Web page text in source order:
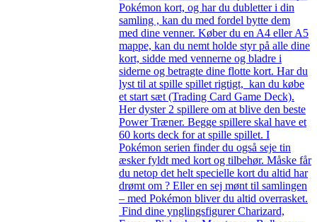
Pokémon kort, og har du dubletter i din
samling , kan du med fordel bytte dem
med dine venner. Køber du en A4 eller A5
mappe, kan du nemt holde styr på alle dine
kort, sidde med vennerne og bladre i
siderne og betragte dine flotte kort. Har du
lyst til at spille spillet rigtigt, kan du købe
et start sæt (Trading Card Game Deck).
Her dyster 2 spillere om at blive den beste
Power Træner. Begge spillere skal have et
60 korts deck for at spille spillet. I
Pokémon serien finder du også seje tin
æsker fyldt med kort og tilbehør. Måske får
du netop det helt specielle kort du altid har
drømt om ? Eller en sej mønt til samlingen
– med Pokémon bliver du altid overrasket.
Find dine ynglingsfigurer Charizard,